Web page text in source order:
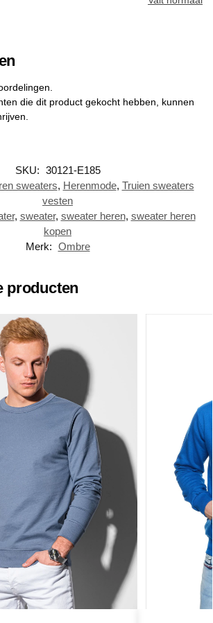
die dit product gekocht hebben, kunnen
SKU: 30121-E185
sweaters, Herenmode, Truien sweaters
vesten
, sweater, sweater heren, sweater heren
kopen
Merk: Ombre
producten